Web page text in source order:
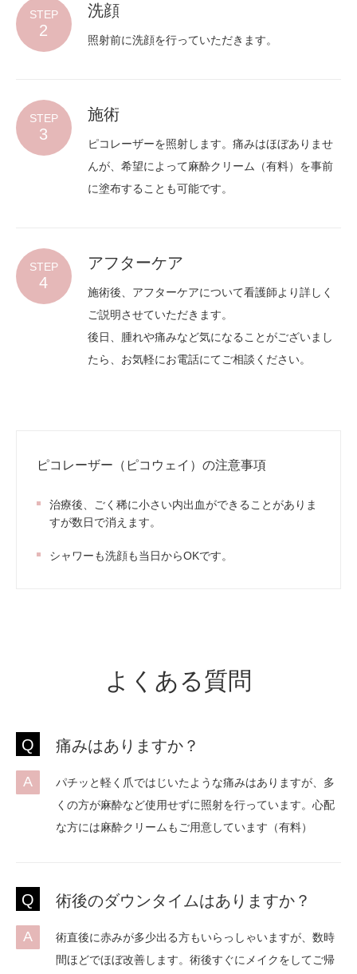
STEP
2
洗顔
照射前に洗顔を行っていただきます。
STEP
3
施術
ピコレーザーを照射します。痛みはほぼありませ
んが、希望によって麻酔クリーム（有料）を事前
に塗布することも可能です。
STEP
4
アフターケア
施術後、アフターケアについて看護師より詳しく
ご説明させていただきます。
後日、腫れや痛みなど気になることがございまし
たら、お気軽にお電話にてご相談ください。
ピコレーザー（ピコウェイ）の注意事項
治療後、ごく稀に小さい内出血ができることがありま
すが数日で消えます。
シャワーも洗顔も当日からOKです。
よくある質問
Q 痛みはありますか？
A
パチッと軽く爪ではじいたような痛みはありますが、多
くの方が麻酔など使用せずに照射を行っています。心配
な方には麻酔クリームもご用意しています（有料）
Q 術後のダウンタイムはありますか？
A
術直後に赤みが多少出る方もいらっしゃいますが、数時
間ほどでほぼ改善します。術後すぐにメイクをしてご帰